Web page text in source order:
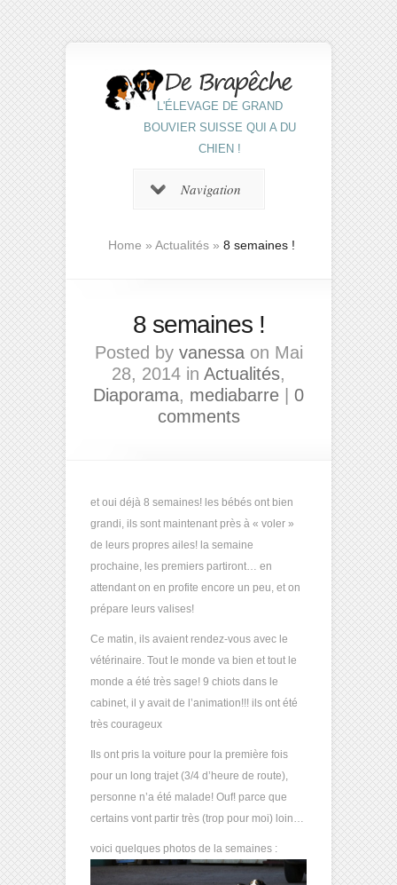
L'ÉLEVAGE DE GRAND
BOUVIER SUISSE QUI A DU
CHIEN !
Navigation
Home » Actualités » 8 semaines !
8 semaines !
Posted by vanessaon Mai
28, 2014 in Actualités,
Diaporama, mediabarre
0
comments
et oui déjà 8 semaines! les bébés ont bien
grandi, ils sont maintenant près à « voler »
de leurs propres ailes! la semaine
prochaine, les premiers partiront… en
attendant on en profite encore un peu, et on
prépare leurs valises!
Ce matin, ils avaient rendez-vous avec le
vétérinaire. Tout le monde va bien et tout le
monde a été très sage! 9 chiots dans le
cabinet, il y avait de l’animation!!! ils ont été
très courageux
Ils ont pris la voiture pour la première fois
pour un long trajet (3/4 d’heure de route),
personne n’a été malade! Ouf! parce que
certains vont partir très (trop pour moi) loin…
voici quelques photos de la semaines :